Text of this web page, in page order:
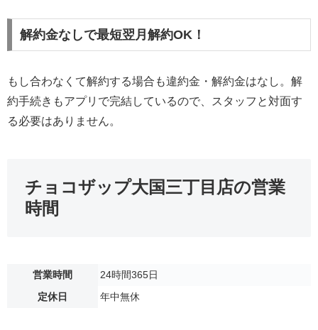
解約金なしで最短翌月解約OK！
もし合わなくて解約する場合も違約金・解約金はなし。解
約手続きもアプリで完結しているので、スタッフと対面す
る必要はありません。
チョコザップ大国三丁目店の営業
時間
営業時間
24時間365日
定休日
年中無休